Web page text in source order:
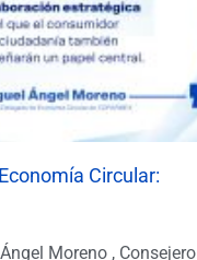
Circular:
Moreno , Consejero